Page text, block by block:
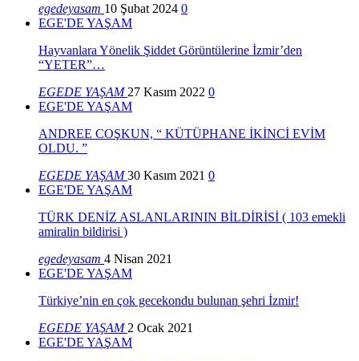
egedeyasam 10 Şubat 2024 0
EGE'DE YAŞAM
Hayvanlara Yönelik Şiddet Görüntülerine İzmir’den
“YETER”…
EGEDE YAŞAM 27 Kasım 2022 0
EGE'DE YAŞAM
ANDREE COŞKUN, “ KÜTÜPHANE İKİNCİ EVİM
OLDU. ”
EGEDE YAŞAM30 Kasım 2021 0
EGE'DE YAŞAM
TÜRK DENİZ ASLANLARININ BİLDİRİSİ ( 103 emekli
amiralin bildirisi )
egedeyasam 4 Nisan 2021
EGE'DE YAŞAM
Türkiye’nin en çok gecekondu bulunan şehri İzmir!
EGEDE YAŞAM 2 Ocak 2021
EGE'DE YAŞAM